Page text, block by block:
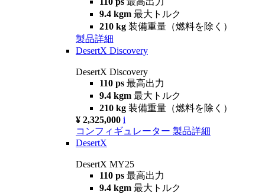
9.4 kgm 最大トルク
210 kg 装備重量（燃料を除く）
製品詳細
DesertX Discovery
DesertX Discovery
110 ps 最高出力
9.4 kgm 最大トルク
210 kg 装備重量（燃料を除く）
¥ 2,325,000 i
コンフィギュレーター 製品詳細
DesertX
DesertX MY25
110 ps 最高出力
9.4 kgm 最大トルク